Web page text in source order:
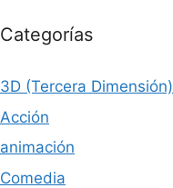
Categorías
3D (Tercera Dimensión)
Acción
animación
Comedia